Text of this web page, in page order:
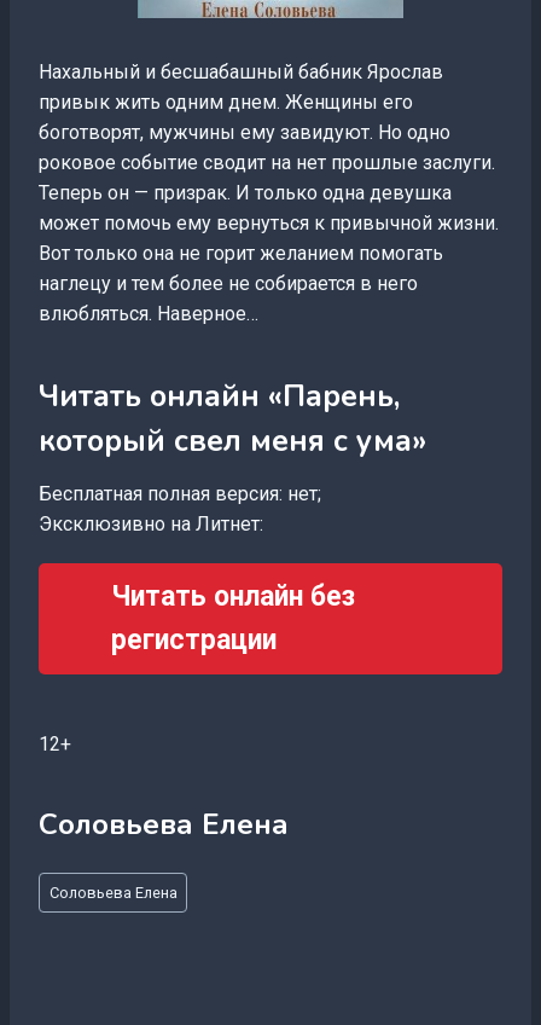
Нахальный и бесшабашный бабник Ярослав
привык жить одним днем. Женщины его
боготворят, мужчины ему завидуют. Но одно
роковое событие сводит на нет прошлые заслуги.
Теперь он — призрак. И только одна девушка
может помочь ему вернуться к привычной жизни.
Вот только она не горит желанием помогать
наглецу и тем более не собирается в него
влюбляться. Наверное…
Читать онлайн «Парень,
который свел меня с ума»
Бесплатная полная версия: нет;
Эксклюзивно на Литнет:
Читать онлайн без
регистрации
12+
Соловьева Елена
Метки
записи:
Соловьева Елена